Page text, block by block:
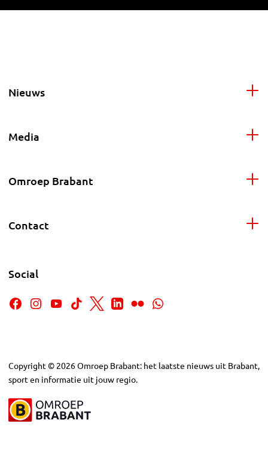
Nieuws
Media
Omroep Brabant
Contact
Social
Copyright © 2026Omroep Brabant: het laatste nieuws uit Brabant,
sport en informatie uit jouw regio.